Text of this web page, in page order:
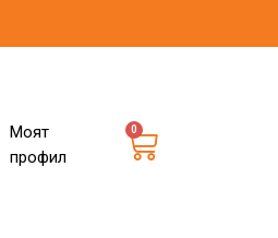
Моят
профил
0